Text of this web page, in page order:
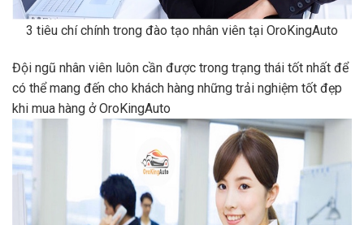
3 tiêu chí chính trong đào tạo nhân viên tại OroKingAuto
Đội ngũ nhân viên luôn cần được trong trạng thái tốt nhất để
có thể mang đến cho khách hàng những trải nghiệm tốt đẹp
khi mua hàng ở OroKingAuto